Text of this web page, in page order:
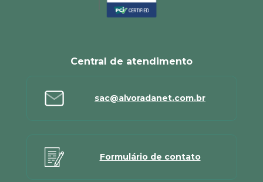
Central de atendimento
sac@alvoradanet.com.br
Formulário de contato